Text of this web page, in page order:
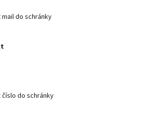
do schránky
do schránky